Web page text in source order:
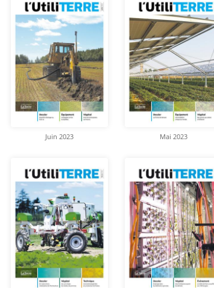
Juin 2023 Mai 2023